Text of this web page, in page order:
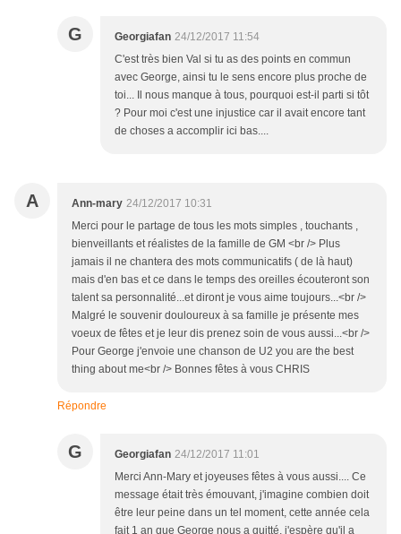
G Georgiafan 24/12/2017 11:54
C'est très bien Val si tu as des points en commun
avec George, ainsi tu le sens encore plus proche de
toi... Il nous manque à tous, pourquoi est-il parti si tôt
? Pour moi c'est une injustice car il avait encore tant
de choses a accomplir ici bas....
A Ann-mary 24/12/2017 10:31
Merci pour le partage de tous les mots simples , touchants ,
bienveillants et réalistes de la famille de GM <br /> Plus
jamais il ne chantera des mots communicatifs ( de là haut)
mais d'en bas et ce dans le temps des oreilles écouteront son
talent sa personnalité...et diront je vous aime toujours...<br />
Malgré le souvenir douloureux à sa famille je présente mes
voeux de fêtes et je leur dis prenez soin de vous aussi...<br />
Pour George j'envoie une chanson de U2 you are the best
thing about me<br /> Bonnes fêtes à vous CHRIS
Répondre
G Georgiafan 24/12/2017 11:01
Merci Ann-Mary et joyeuses fêtes à vous aussi.... Ce
message était très émouvant, j'imagine combien doit
être leur peine dans un tel moment, cette année cela
fait 1 an que George nous a quitté, j'espère qu'il a